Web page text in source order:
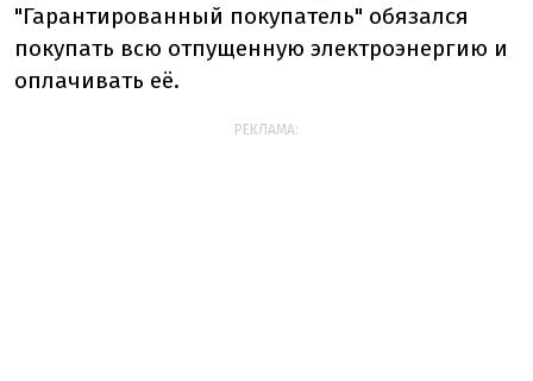
"Гарантированный покупатель" обязался
покупать всю отпущенную электроэнергию и
оплачивать её.
РЕКЛАМА: